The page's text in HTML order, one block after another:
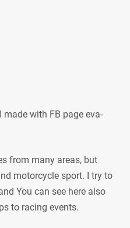
with FB page eva-
from many areas, but
motorcycle sport. I try to
You can see here also
to racing events.